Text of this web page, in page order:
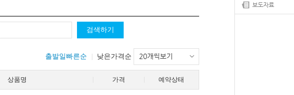
검색하기
출발일빠른순 낮은가격순 20개씩보기
상품명 가격 예약상태
보도자료